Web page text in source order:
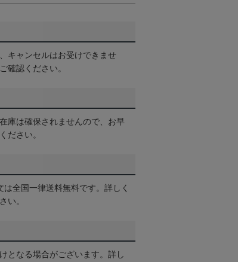
キャンセルはお受けできませ
確認ください。
庫は確保されませんので、お早
ださい。
全国一律送料無料です。詳しく
い。
となる場合がございます。詳し